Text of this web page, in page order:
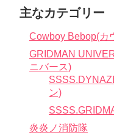
主なカテゴリー
Cowboy Bebop(カ
GRIDMAN
ニバース)
ン)
炎炎ノ消防隊